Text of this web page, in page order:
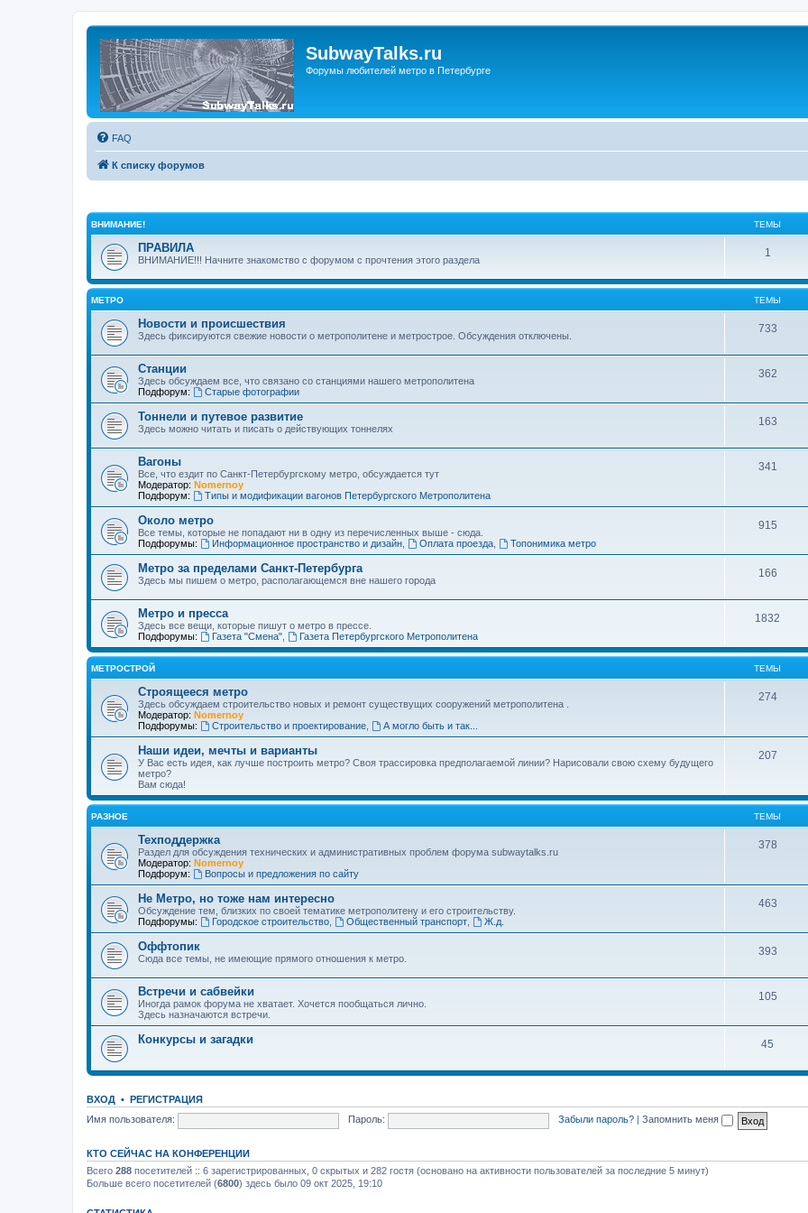
SubwayTalks.ru
Форумы любителей метро в Петербурге
FAQ
К списку форумов
ВНИМАНИЕ! ТЕМЫ
ПРАВИЛА
ВНИМАНИЕ!!! Начните знакомство с форумом с прочтения этого раздела
1
МЕТРО ТЕМЫ
Новости и происшествия
Здесь фиксируются свежие новости о метрополитене и метрострое. Обсуждения отключены.
733
Станции
Здесь обсуждаем все, что связано со станциями нашего метрополитена
Подфорум:
Старые фотографии
362
Тоннели и путевое развитие
Здесь можно читать и писать о действующих тоннелях
163
Вагоны
Все, что ездит по Санкт-Петербургскому метро, обсуждается тут
Модератор: Nomernoy
Подфорум:
Типы и модификации вагонов Петербургского Метрополитена
341
Около метро
Все темы, которые не попадают ни в одну из перечисленных выше - сюда.
Подфорумы:
Информационное пространство и дизайн, Оплата проезда, Топонимика метро
915
Метро за пределами Санкт-Петербурга
Здесь мы пишем о метро, располагающемся вне нашего города
166
Метро и пресса
Здесь все вещи, которые пишут о метро в прессе.
Подфорумы:
Газета "Смена", Газета Петербургского Метрополитена
1832
МЕТРОСТРОЙ ТЕМЫ
Строящееся метро
Здесь обсуждаем строительство новых и ремонт существущих сооружений метрополитена .
Модератор: Nomernoy
Подфорумы:
Строительство и проектирование, А могло быть и так...
274
Наши идеи, мечты и варианты
У Вас есть идея, как лучше построить метро? Своя трассировка предполагаемой линии? Нарисовали свою схему будущего
метро?
Вам сюда!
207
РАЗНОЕ ТЕМЫ
Техподдержка
Раздел для обсуждения технических и административных проблем форума subwaytalks.ru
Модератор: Nomernoy
Подфорум:
Вопросы и предложения по сайту
378
Не Метро, но тоже нам интересно
Обсуждение тем, близких по своей тематике метрополитену и его строительству.
Подфорумы:
Городское строительство, Общественный транспорт, Ж.д.
463
Оффтопик
Сюда все темы, не имеющие прямого отношения к метро.
393
Встречи и сабвейки
Иногда рамок форума не хватает. Хочется пообщаться лично.
Здесь назначаются встречи.
105
Конкурсы и загадки 45
ВХОД • РЕГИСТРАЦИЯ
Имя пользователя:
Пароль: Забыли пароль? Запомнить меня
КТО СЕЙЧАС НА КОНФЕРЕНЦИИ
Всего 288 посетителей :: 6 зарегистрированных, 0 скрытых и 282 гостя (основано на активности пользователей за последние 5 минут)
Больше всего посетителей (6800) здесь было 09 окт 2025, 19:10